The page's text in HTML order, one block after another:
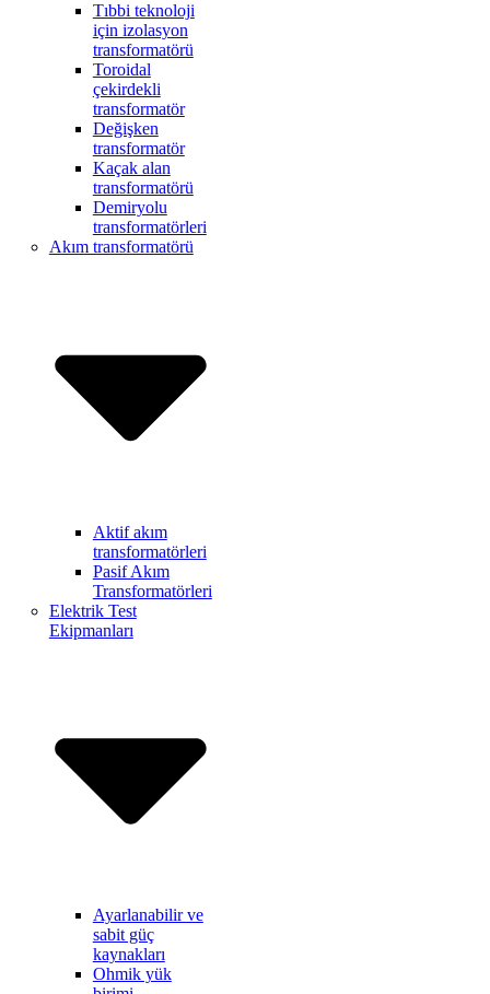
Tıbbi teknoloji
için izolasyon
transformatörü
Toroidal
çekirdekli
transformatör
Değişken
transformatör
Kaçak alan
transformatörü
Demiryolu
transformatörleri
Akım transformatörü
Aktif akım
transformatörleri
Pasif Akım
Transformatörleri
Elektrik Test
Ekipmanları
Ayarlanabilir ve
sabit güç
kaynakları
Ohmik yük